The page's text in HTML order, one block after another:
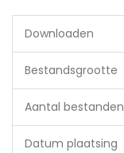
Downloaden
Bestandsgrootte
Aantal bestanden
Datum plaatsing